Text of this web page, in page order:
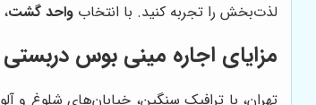
لذت‌بخش را تجربه کنید. با انتخاب واحد گشت،
مزایای اجاره مینی بوس
تهران، با ترافیک سنگین، خیابان‌های شلوغ